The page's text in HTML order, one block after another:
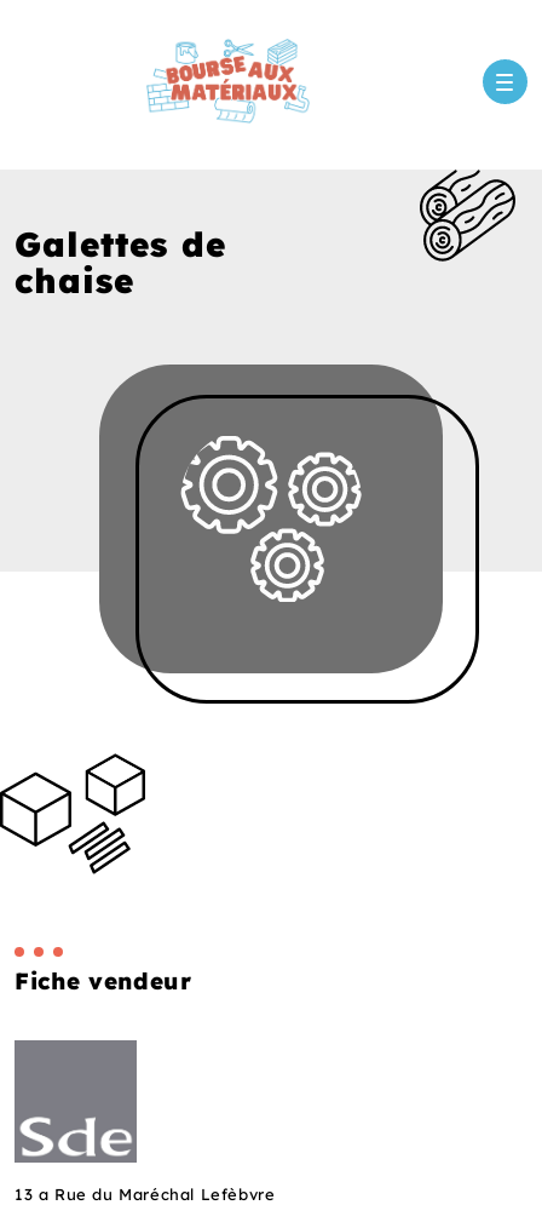
Galettes de
chaise
Fiche vendeur
13 a Rue du Maréchal Lefèbvre